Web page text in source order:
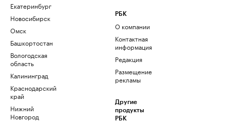
Екатеринбург
Новосибирск
Омск
Башкортостан
Вологодская
область
Калининград
Краснодарский
край
Нижний
Новгород
РБК
О компании
Контактная
информация
Редакция
Размещение
рекламы
Другие
продукты
РБК